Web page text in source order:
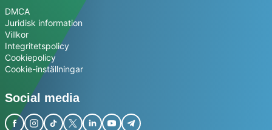
DMCA
Juridisk information
Villkor
Integritetspolicy
Cookiepolicy
Cookie-inställningar
Social media